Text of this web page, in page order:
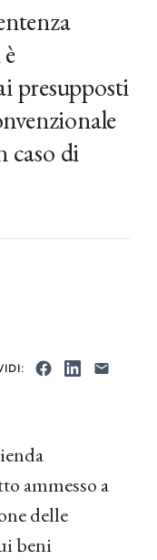
presupposti
caso di
ammesso a
delle
beni